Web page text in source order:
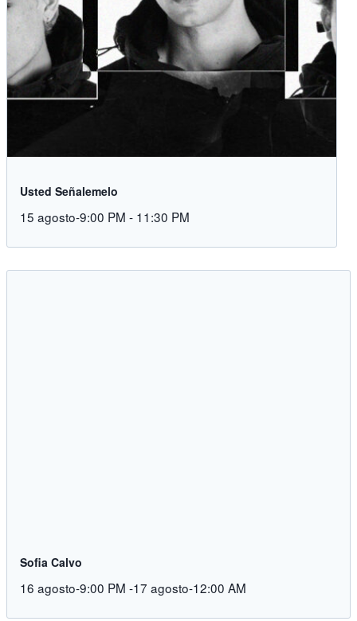
Usted Señalemelo
15 agosto-9:00 PM - 11:30 PM
Sofia Calvo
16 agosto-9:00 PM -17 agosto-12:00 AM